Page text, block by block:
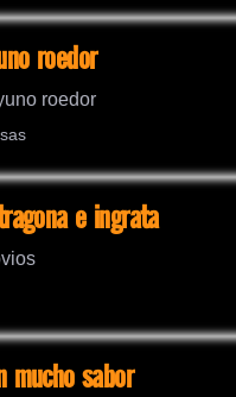
roedor
e ingrata
mucho sabor